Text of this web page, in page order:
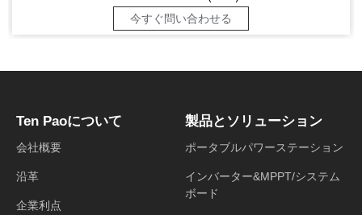
今すぐ問い合わせる
Ten Paoについて
会社概要
沿革
企業利点
製品とソリューション
ポータブルパワーステーション
インバーター&MPPT/システム
ボード